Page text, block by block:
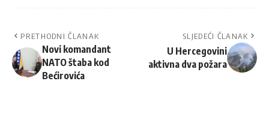
PRETHODNI ČLANAK
Novi komandant
NATO štaba kod
Bećirovića
SLJEDEĆI ČLANAK
U Hercegovini
aktivna dva požara